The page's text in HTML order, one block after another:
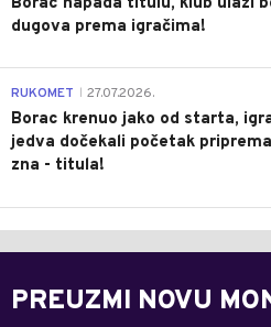
dugova prema igračima!
RUKOMET 27.07.2026.
Borac krenuo jako od starta,
jedva dočekali početak
zna - titula!
PREUZMI NOVU